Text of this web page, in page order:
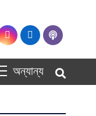
অন্যান্য